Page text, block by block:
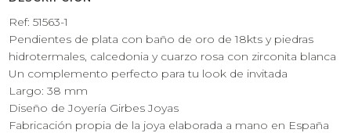
Ref: 51563-1
Pendientes de plata con baño de oro de 18kts y piedras
hidrotermales, calcedonia y cuarzo rosa con zirconita blanca
Un complemento perfecto para tu look de invitada
Largo: 38 mm
Diseño de Joyería Girbes Joyas
Fabricación propia de la joya elaborada a mano en España